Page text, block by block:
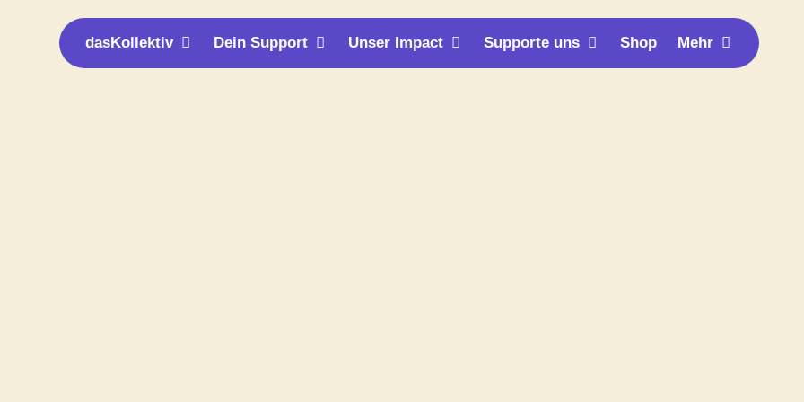
dasKollektiv Öffne dasKollektiv
Dein Support Öffne Dein Support
Unser Impact Öffne Unser Impact
Supporte uns Öffne Supporte uns
Shop Mehr Öffne